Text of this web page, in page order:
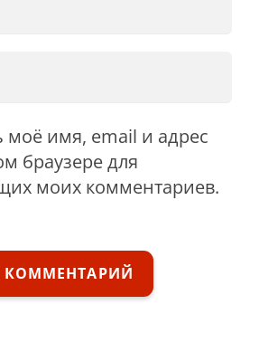
моё имя, email и адрес
браузере для
моих комментариев.
КОММЕНТАРИЙ